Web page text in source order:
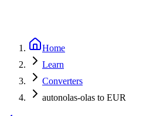
Home
Learn
Converters
autonolas-olas to EUR